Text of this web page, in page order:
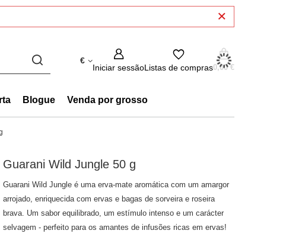
€
Iniciar sessãoListas de compras0,00 €
Blogue Venda por grosso
Guarani Wild Jungle 50 g
Guarani Wild Jungle é uma erva-mate aromática com um amargor
arrojado, enriquecida com ervas e bagas de sorveira e roseira
brava. Um sabor equilibrado, um estímulo intenso e um carácter
selvagem - perfeito para os amantes de infusões ricas em ervas!